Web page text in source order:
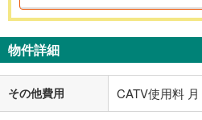
物件詳細
その他費用 CATV使用料